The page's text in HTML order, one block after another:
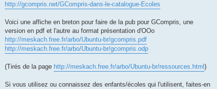
http://gcompris.net/GCompris-dans-le-catalogue-Ecoles
Voici une affiche en breton pour faire de la pub pour GCompris, une
version en pdf et l'autre au format présentation d'OOo
http://meskach.free.fr/arbo/Ubuntu-br/gcompris.pdf
http://meskach.free.fr/arbo/Ubuntu-br/gcompris.odp
(Tirés de la page http://meskach.free.fr/arbo/Ubuntu-br/ressources.html )
Si vous utilisez ou connaissez des enfants/écoles qui l'utilisent, faites-en